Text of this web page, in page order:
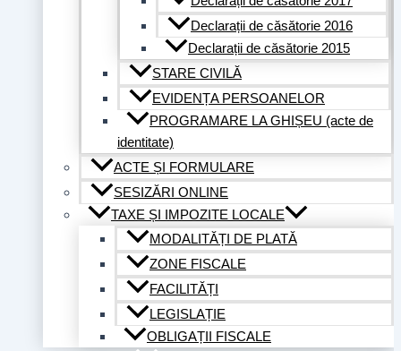
Declarații de căsătorie 2016
Declarații de căsătorie 2015
STARE CIVILĂ
EVIDENȚA PERSOANELOR
PROGRAMARE LA GHIȘEU (acte de
identitate)
ACTE ȘI FORMULARE
SESIZĂRI ONLINE
TAXE ȘI IMPOZITE LOCALE
MODALITĂȚI DE PLATĂ
ZONE FISCALE
FACILITĂȚI
LEGISLAȚIE
OBLIGAȚII FISCALE